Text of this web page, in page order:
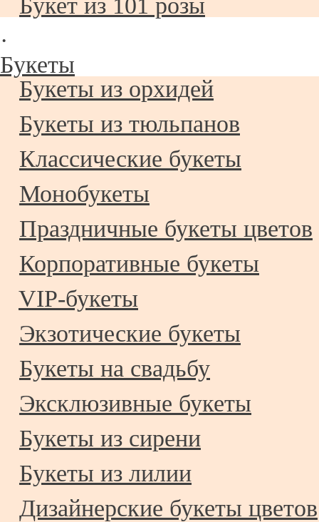
·
Букеты
Букеты из орхидей
Букеты из тюльпанов
Классические букеты
Монобукеты
Праздничные букеты цветов
Корпоративные букеты
VIP-букеты
Экзотические букеты
Букеты на свадьбу
Эксклюзивные букеты
Букеты из сирени
Букеты из лилии
Дизайнерские букеты цветов